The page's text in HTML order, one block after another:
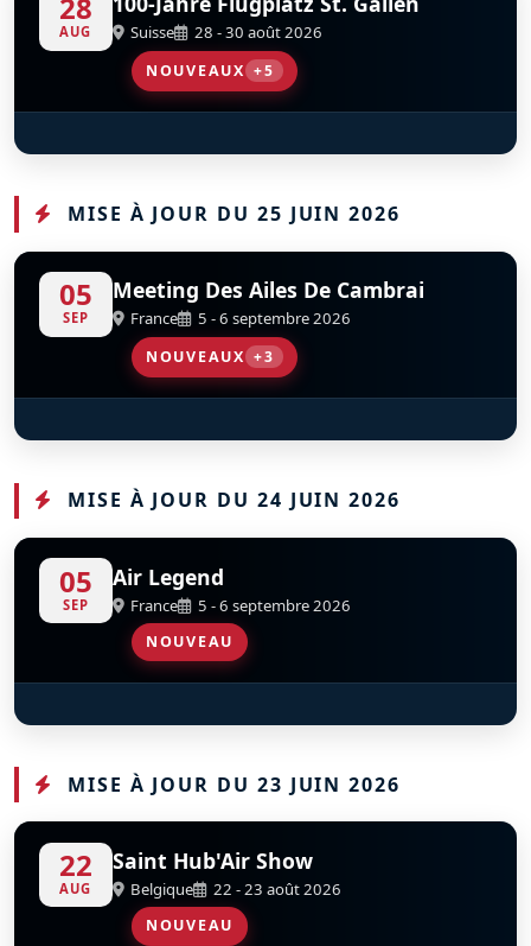
28
AUG Suisse 28 - 30 août 2026
NOUVEAUX +5
D
P-51D Mustang “Nooky Booky" D
Classic Formation D
BO-105-C D
Super Puma Display Team D
F4U-4 Corsair
MISE À JOUR DU 25 JUIN 2026
05
SEP
Meeting Des Ailes De Cambrai
France 5 - 6 septembre 2026
NOUVEAUX +3
MD-311 Flamant S D
Warbird Display Team S D
Scandinavian Airshow
MISE À JOUR DU 24 JUIN 2026
05
SEP
Air Legend
France 5 - 6 septembre 2026
NOUVEAU
S D
Douglas C-53D Skytrooper
MISE À JOUR DU 23 JUIN 2026
22
AUG
Saint Hub'Air Show
Belgique 22 - 23 août 2026
NOUVEAU